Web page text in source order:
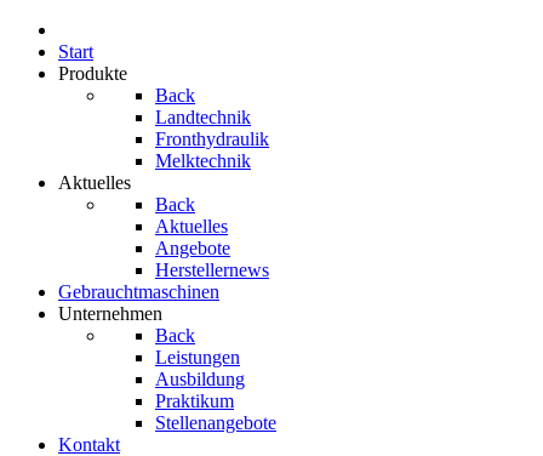
Start
Produkte
Back
Landtechnik
Fronthydraulik
Melktechnik
Aktuelles
Back
Aktuelles
Angebote
Herstellernews
Gebrauchtmaschinen
Unternehmen
Back
Leistungen
Ausbildung
Praktikum
Stellenangebote
Kontakt